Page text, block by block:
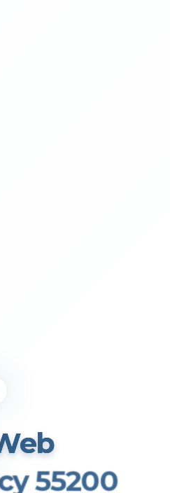
55200